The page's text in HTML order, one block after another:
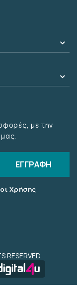
με την
ΕΓΓΡΑΦΗ
Χρήσης
RESERVED